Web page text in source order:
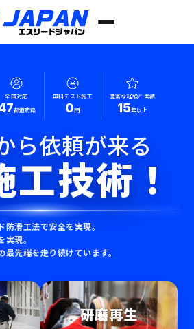
全国対応
都道府県
無料テスト施工
0円
豊富な経験と実績
15年以上
ら依頼が来る
技術！
滑工法で安全を実現。
現。
先端を走り続けています。
研磨再生